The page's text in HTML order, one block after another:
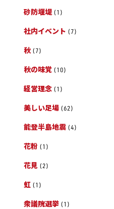
砂防堰堤 (1)
社内イベント (7)
秋 (7)
秋の味覚 (10)
経営理念 (1)
美しい足場 (62)
能登半島地震 (4)
花粉 (1)
花見 (2)
虹 (1)
衆議院選挙 (1)